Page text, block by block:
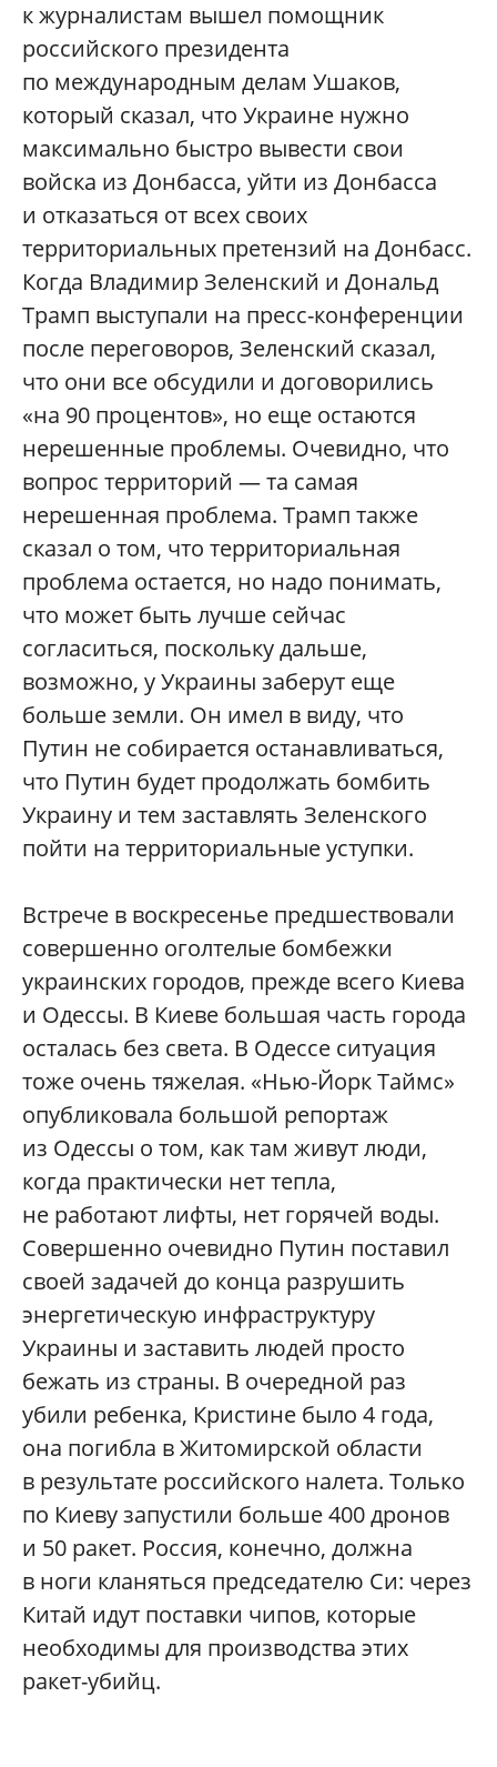
к журналистам вышел помощник
российского президента
по международным делам Ушаков,
который сказал, что Украине нужно
максимально быстро вывести свои
войска из Донбасса, уйти из Донбасса
и отказаться от всех своих
территориальных претензий на Донбасс.
Когда Владимир Зеленский и Дональд
Трамп выступали на пресс-конференции
после переговоров, Зеленский сказал,
что они все обсудили и договорились
«на 90 процентов», но еще остаются
нерешенные проблемы. Очевидно, что
вопрос территорий — та самая
нерешенная проблема. Трамп также
сказал о том, что территориальная
проблема остается, но надо понимать,
что может быть лучше сейчас
согласиться, поскольку дальше,
возможно, у Украины заберут еще
больше земли. Он имел в виду, что
Путин не собирается останавливаться,
что Путин будет продолжать бомбить
Украину и тем заставлять Зеленского
пойти на территориальные уступки.
Встрече в воскресенье предшествовали
совершенно оголтелые бомбежки
украинских городов, прежде всего Киева
и Одессы. В Киеве большая часть города
осталась без света. В Одессе ситуация
тоже очень тяжелая. «Нью-Йорк Таймс»
опубликовала большой репортаж
из Одессы о том, как там живут люди,
когда практически нет тепла,
не работают лифты, нет горячей воды.
Совершенно очевидно Путин поставил
своей задачей до конца разрушить
энергетическую инфраструктуру
Украины и заставить людей просто
бежать из страны. В очередной раз
убили ребенка, Кристине было 4 года,
она погибла в Житомирской области
в результате российского налета. Только
по Киеву запустили больше 400 дронов
и 50 ракет. Россия, конечно, должна
в ноги кланяться председателю Си: через
Китай идут поставки чипов, которые
необходимы для производства этих
ракет-убийц.